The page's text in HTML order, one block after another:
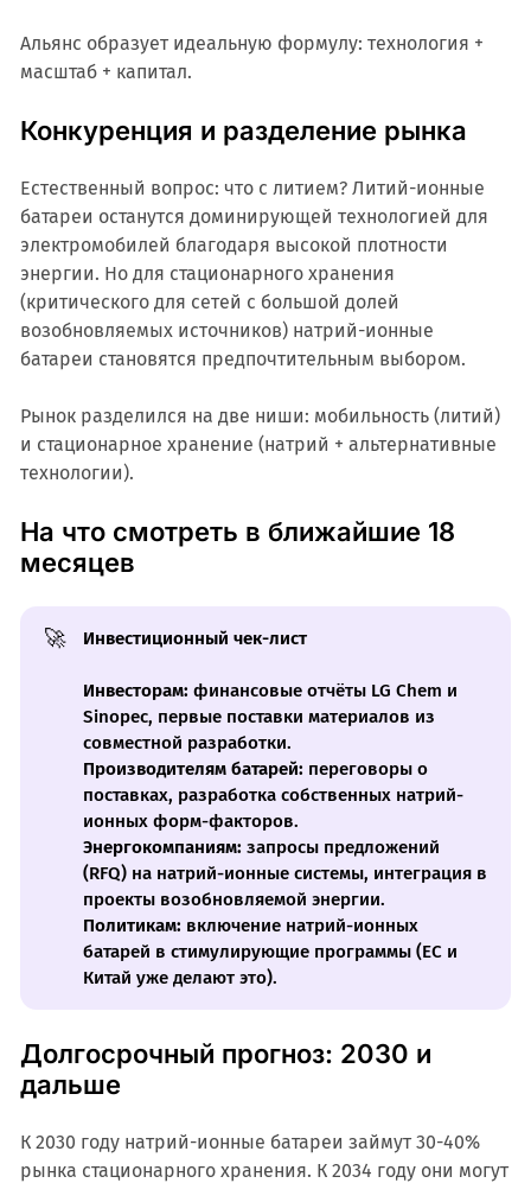
Альянс образует идеальную формулу: технология +
масштаб + капитал.
Конкуренция и разделение рынка
Естественный вопрос: что с литием? Литий-ионные
батареи останутся доминирующей технологией для
электромобилей благодаря высокой плотности
энергии. Но для стационарного хранения
(критического для сетей с большой долей
возобновляемых источников) натрий-ионные
батареи становятся предпочтительным выбором.
Рынок разделился на две ниши: мобильность (литий)
и стационарное хранение (натрий + альтернативные
технологии).
На что смотреть в ближайшие 18
месяцев
🚀 Инвестиционный чек-лист
Инвесторам: финансовые отчёты LG Chem и
Sinopec, первые поставки материалов из
совместной разработки.
Производителям батарей: переговоры о
поставках, разработка собственных натрий-
ионных форм-факторов.
Энергокомпаниям: запросы предложений
(RFQ) на натрий-ионные системы, интеграция в
проекты возобновляемой энергии.
Политикам: включение натрий-ионных
батарей в стимулирующие программы (ЕС и
Китай уже делают это).
Долгосрочный прогноз: 2030 и
дальше
К 2030 году натрий-ионные батареи займут 30-40%
рынка стационарного хранения. К 2034 году они могут